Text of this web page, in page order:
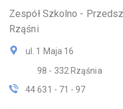
Zespół Szkolno -
Rząśni
ul. 1 Maja 16
98 - 332 Rząśnia
44 631 - 71 - 97